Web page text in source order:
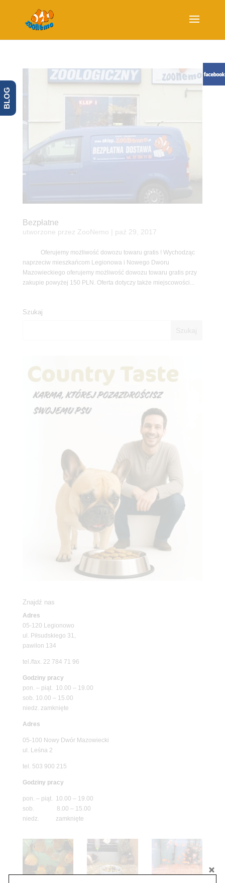
Bezpłatne
utworzone przez ZooNemo paź 29, 2017
Oferujemy możliwość dowozu towaru gratis ! Wychodząc
naprzeciw mieszkańcom Legionowa i Nowego Dworu
Mazowieckiego oferujemy możliwość dowozu towaru gratis przy
zakupie powyżej 150 PLN. Oferta dotyczy także miejscowości...
Szukaj
Znajdź nas
Adres
05-120 Legionowo
ul. Piłsudskiego 31,
pawilon 134
tel./fax. 22 784 71 96
Godziny pracy
pon. – piąt. 10.00 – 19.00
sob. 10.00 – 15.00
niedz. zamknięte
Adres
05-100 Nowy Dwór Mazowiecki
ul. Leśna 2
tel. 503 900 215
Godziny pracy
pon. – piąt. 10.00 – 19.00
sob. 8.00 – 15.00
niedz. zamknięte
BLOG